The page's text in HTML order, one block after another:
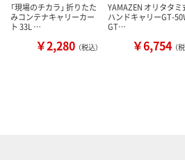
「現場のチカラ」 折りたた
みコンテナキャリーカー
ト 33L …
￥2,280 （税込）
YAMAZEN オリタタミ
ハンドキャリーGT-
GT…
￥6,754 （